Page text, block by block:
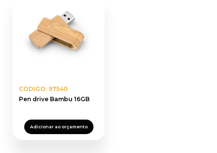
CODIGO: 97540
Pen drive Bambu 16GB
Adicionar ao orçamento